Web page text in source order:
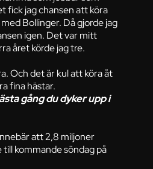
fick jag chansen att köra
Bollinger. Då gjorde jag
igen. Det var mitt
året körde jag tre.
Och det är kul att köra åt
fina hästar.
gång du dyker upp i
att 2,8 miljoner
kommande söndag på